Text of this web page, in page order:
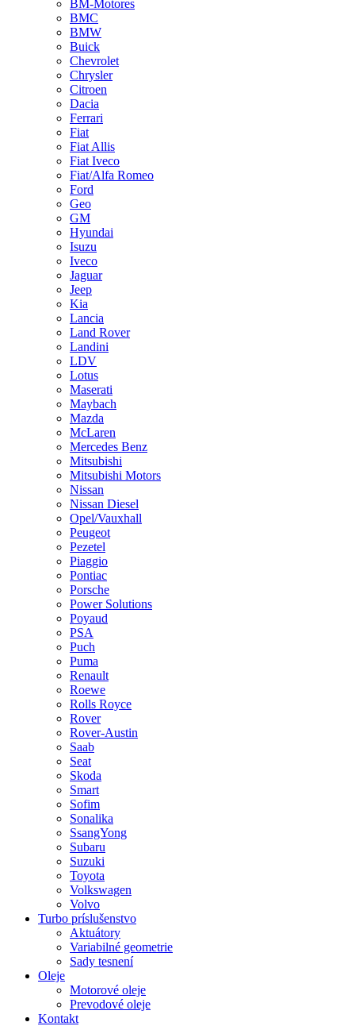
BM-Motores
BMC
BMW
Buick
Chevrolet
Chrysler
Citroen
Dacia
Ferrari
Fiat
Fiat Allis
Fiat Iveco
Fiat/Alfa Romeo
Ford
Geo
GM
Hyundai
Isuzu
Iveco
Jaguar
Jeep
Kia
Lancia
Land Rover
Landini
LDV
Lotus
Maserati
Maybach
Mazda
McLaren
Mercedes Benz
Mitsubishi
Mitsubishi Motors
Nissan
Nissan Diesel
Opel/Vauxhall
Peugeot
Pezetel
Piaggio
Pontiac
Porsche
Power Solutions
Poyaud
PSA
Puch
Puma
Renault
Roewe
Rolls Royce
Rover
Rover-Austin
Saab
Seat
Skoda
Smart
Sofim
Sonalika
SsangYong
Subaru
Suzuki
Toyota
Volkswagen
Volvo
Turbo príslušenstvo
Aktuátory
Variabilné geometrie
Sady tesnení
Oleje
Motorové oleje
Prevodové oleje
Kontakt